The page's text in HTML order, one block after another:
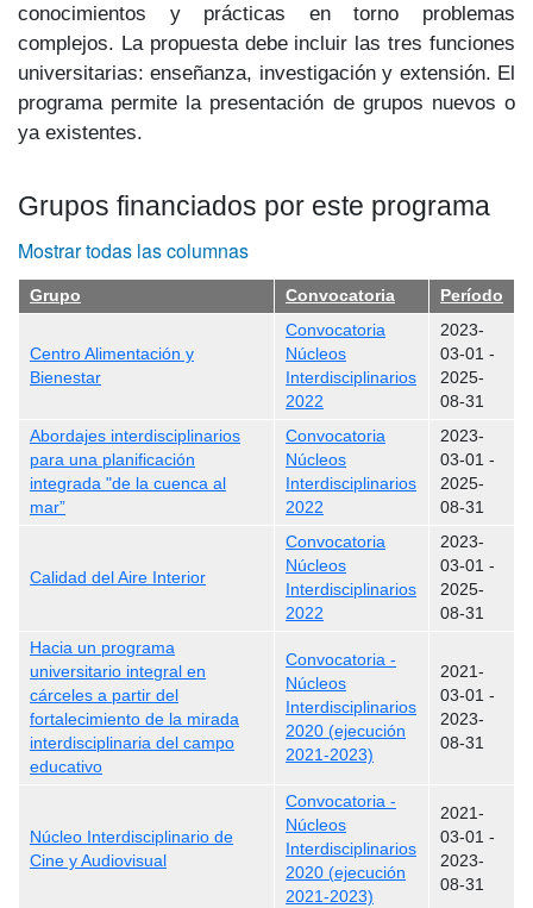
conocimientos y prácticas en torno problemas
complejos. La propuesta debe incluir las tres funciones
universitarias: enseñanza, investigación y extensión. El
programa permite la presentación de grupos nue­vos o
ya existentes.
Grupos financiados por este programa
Mostrar todas las columnas
Grupo Convocatoria Período
Centro Alimentación y
Bienestar
Convocatoria
Núcleos
Interdisciplinarios
2022
2023-
03-01 -
2025-
08-31
Abordajes interdisciplinarios
para una planificación
integrada "de la cuenca al
mar”
Convocatoria
Núcleos
Interdisciplinarios
2022
2023-
03-01 -
2025-
08-31
Calidad del Aire Interior
Convocatoria
Núcleos
Interdisciplinarios
2022
2023-
03-01 -
2025-
08-31
Hacia un programa
universitario integral en
cárceles a partir del
fortalecimiento de la mirada
interdisciplinaria del campo
educativo
Convocatoria -
Núcleos
Interdisciplinarios
2020 (ejecución
2021-2023)
2021-
03-01 -
2023-
08-31
Núcleo Interdisciplinario de
Cine y Audiovisual
Convocatoria -
Núcleos
Interdisciplinarios
2020 (ejecución
2021-2023)
2021-
03-01 -
2023-
08-31